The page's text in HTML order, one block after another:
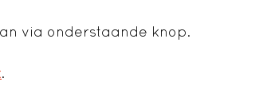
via onderstaande knop.
.